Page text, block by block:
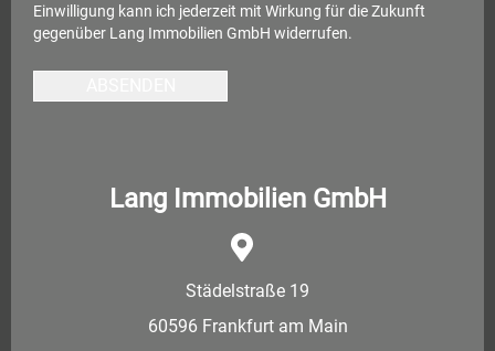
Einwilligung kann ich jederzeit mit Wirkung für die Zukunft
gegenüber Lang Immobilien GmbH widerrufen.
Lang Immobilien GmbH
Städelstraße 19
60596 Frankfurt am Main